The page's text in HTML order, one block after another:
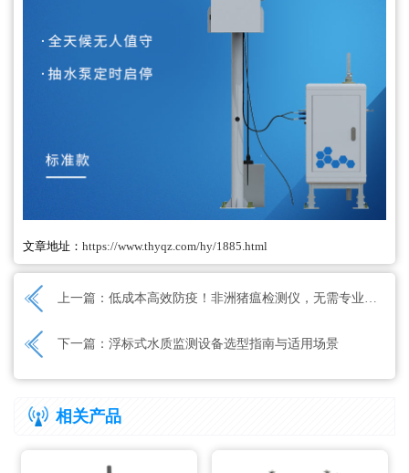
文章地址： https://www.thyqz.com/hy/1885.html
上一篇： 低成本高效防疫！非洲猪瘟检测仪，无需专业人员，快速出具检测结果
下一篇： 浮标式水质监测设备选型指南与适用场景
相关产品